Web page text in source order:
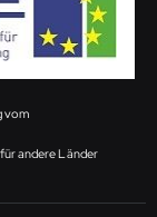
vom
andere Länder